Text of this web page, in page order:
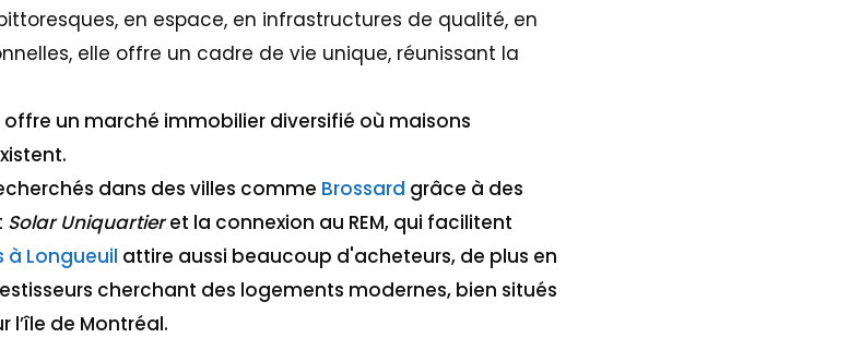
en espace, en infrastructures de qualité, en
elle offre un cadre de vie unique, réunissant la
offre un marché immobilier diversifié où maisons
dans des villes comme Brossard grâce à des
Solar Uniquartieret la connexion au REM, qui facilitent
Longueuil attire aussi beaucoup d'acheteurs, de plus en
cherchant des logements modernes, bien situés
l’île de Montréal.